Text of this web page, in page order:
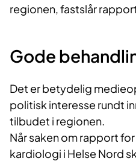
regionen, fastslår
Gode
Det er betydelig
politisk interesse rundt
tilbudet i regionen.
Når saken om rapport
kardiologi i Helse Nord